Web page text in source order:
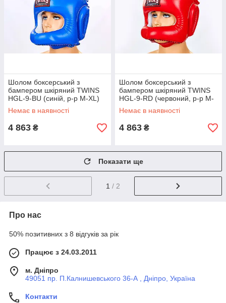
Шолом боксерський з
бампером шкіряний TWINS
HGL-9-BU (синій, р-р M-XL)
Немає в наявності
4 863 ₴
Шолом боксерський з
бампером шкіряний TWINS
HGL-9-RD (червоний, р-р M-
XL)
Немає в наявності
4 863 ₴
Показати ще
1 / 2
Про нас
50% позитивних з 8 відгуків за рік
Працює з 24.03.2011
м. Дніпро
49051 пр. П.Калнишевського 36-А , Дніпро, Україна
Контакти